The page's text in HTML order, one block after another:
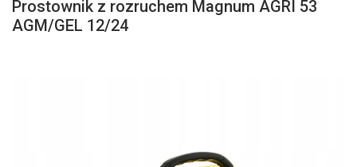
Prostownik z rozruchem Magnum AGRI 53
AGM/GEL 12/24